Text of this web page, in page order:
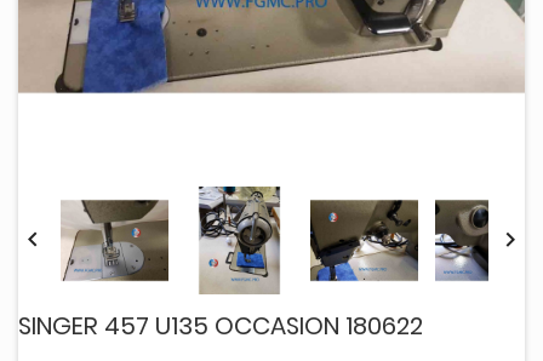
 
SINGER 457 U135 OCCASION 180622